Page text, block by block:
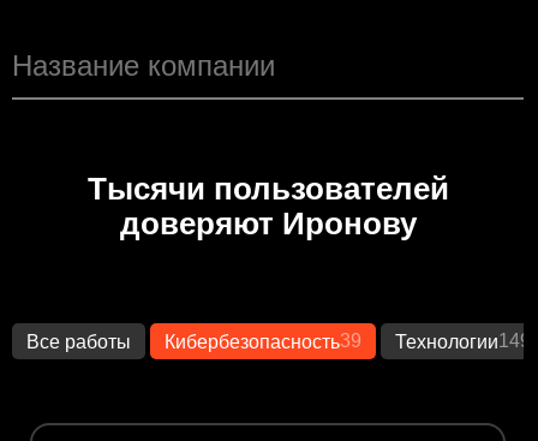
Тысячи пользователей
доверяют Иронову
Все работы Кибербезопасность39 Технологии